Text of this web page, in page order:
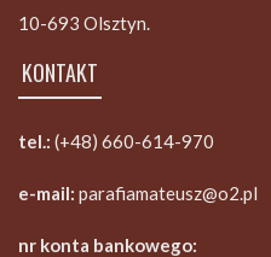
10-693 Olsztyn.
KONTAKT
tel.: (+48) 660-614-970
e-mail: parafiamateusz@o2.pl
nr konta bankowego: